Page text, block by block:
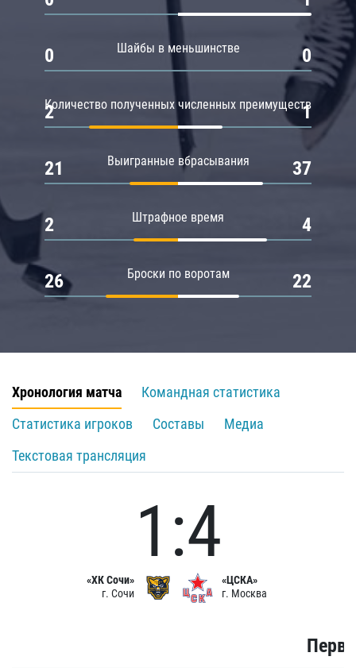
Шайбы в меньшинстве
0 0
Количество полученных численных преимуществ
2 1
Выигранные вбрасывания
21 37
Штрафное время
2 4
Броски по воротам
26 22
Хронология матча
Командная статистика
Статистика игроков
Составы
Медиа
Текстовая трансляция
«ХК Сочи»
г. Сочи
1:4
«ЦСКА»
г. Москва